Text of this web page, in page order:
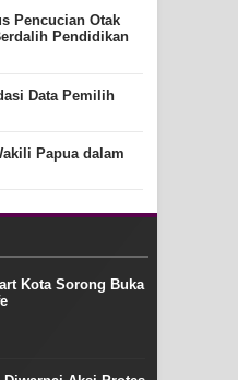
Pencucian Otak
Pendidikan
Data Pemilih
Papua dalam
Kota Sorong Buka